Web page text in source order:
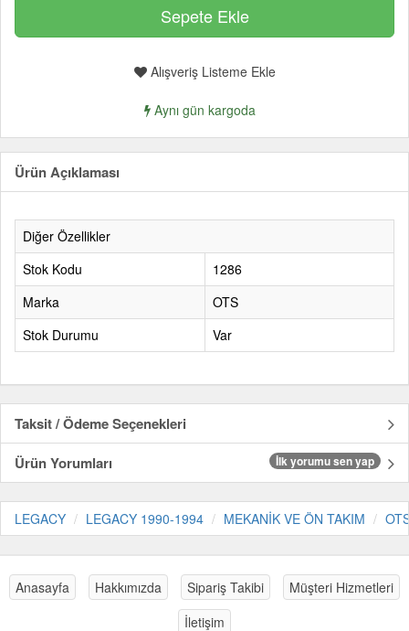
Alışveriş Listeme Ekle
Aynı gün kargoda
Ürün Açıklaması
Diğer Özellikler
Stok Kodu
1286
Marka
OTS
Stok Durumu
Var
Taksit / Ödeme Seçenekleri
Ürün Yorumları
İlk yorumu sen yap
LEGACY LEGACY 1990-1994 MEKANİK VE ÖN TAKIM
Anasayfa Hakkımızda Sipariş Takibi
Müşteri Hizmetleri
İletişim